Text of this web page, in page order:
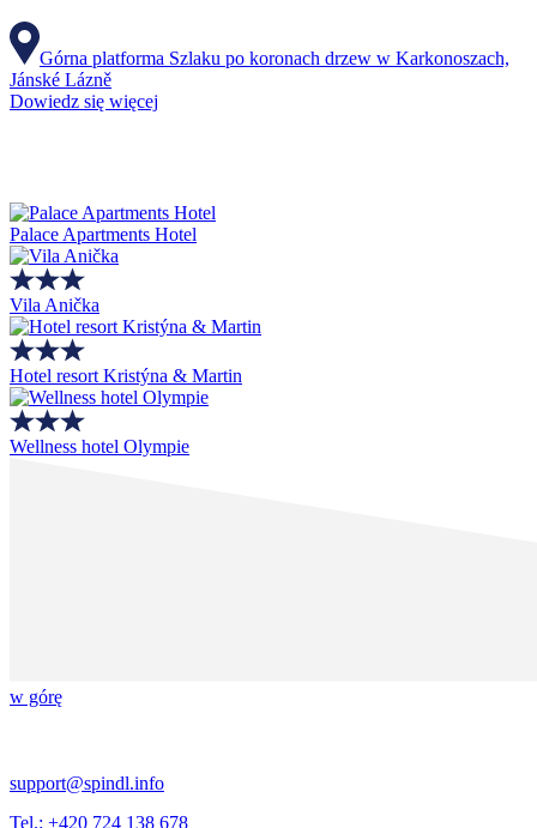
Górna platforma Szlaku po koronach drzew w Karkonoszach,
Jánské Lázně
Dowiedz się więcej
Palace Apartments Hotel
Vila Anička
Hotel resort Kristýna & Martin
Wellness hotel Olympie
w górę
support@spindl.info
Tel.: +420 724 138 678